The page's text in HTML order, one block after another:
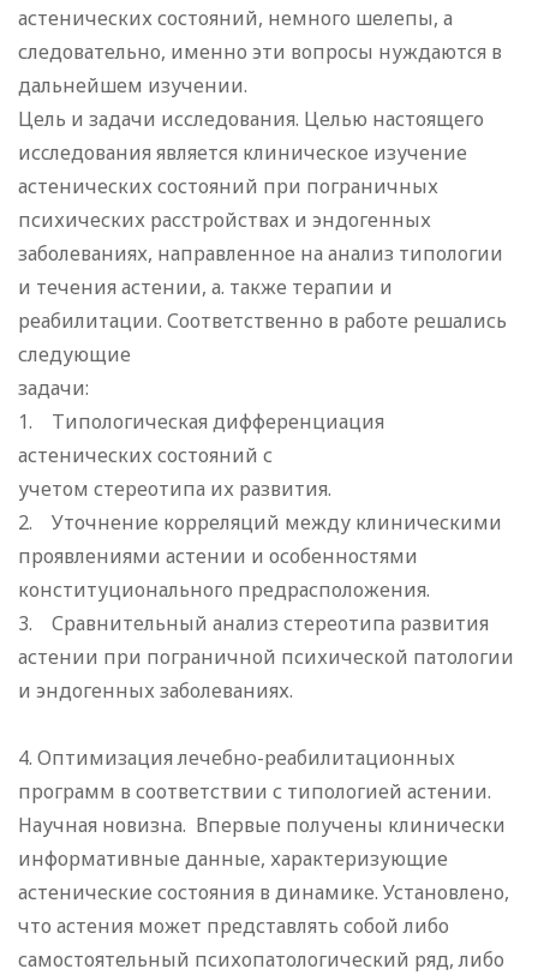
астенических состояний, немного шелепы, а
следовательно, именно эти вопросы нуждаются в
дальнейшем изучении.
Цель и задачи исследования. Целью настоящего
исcледования является клиническое изучение
астенических состояний при пограничных
психических расстройствах и эндогенных
заболеваниях, направленное на анализ типологии
и течения астении, а. также терапии и
реабилитации. Соответственно в работе решались
следующие
задачи:
1. Типологическая дифференциация
астенических состояний с
учетом стереотипа их развития.
2. Уточнение корреляций между клиническими
проявлениями астении и особенностями
конституционального предрасположения.
3. Сравнительный анализ стереотипа развития
астении при пограничной психической патологии
и эндогенных заболеваниях.
4. Оптимизация лечебно-реабилитационных
программ в соответствии с типологией астении.
Научная новизна. Впервые получены клинически
информативные данные, характеризующие
астенические состояния в динамике. Установлено,
что астения может представлять собой либо
самостоятельный психопатологический ряд, либо